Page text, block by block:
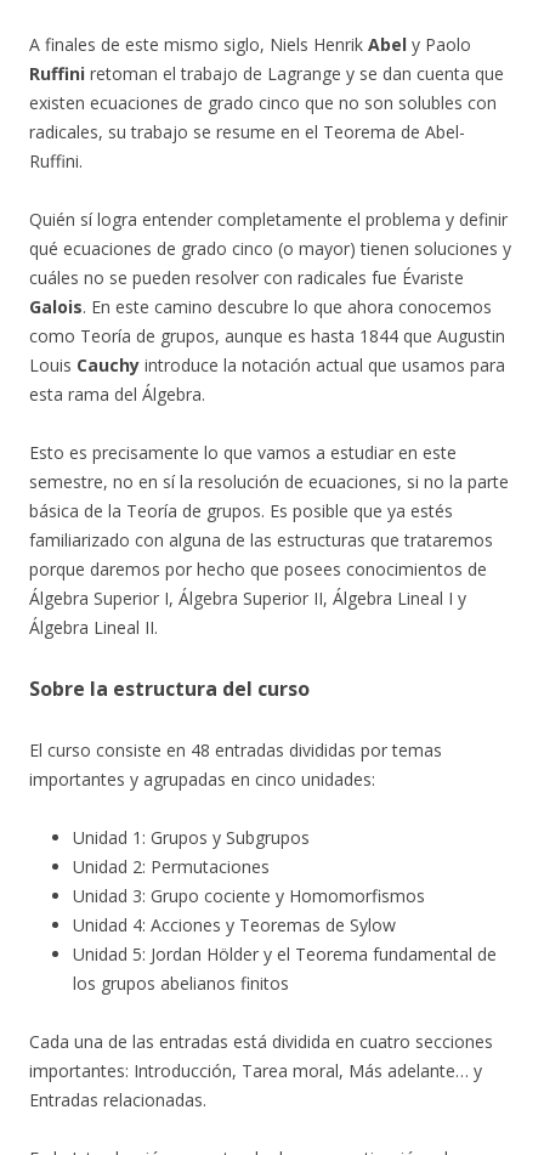
A finales de este mismo siglo, Niels Henrik Abel y Paolo
Ruffini retoman el trabajo de Lagrange y se dan cuenta que
existen ecuaciones de grado cinco que no son solubles con
radicales, su trabajo se resume en el Teorema de Abel-
Ruffini.
Quién sí logra entender completamente el problema y definir
qué ecuaciones de grado cinco (o mayor) tienen soluciones y
cuáles no se pueden resolver con radicales fue Évariste
Galois. En este camino descubre lo que ahora conocemos
como Teoría de grupos, aunque es hasta 1844 que Augustin
Louis Cauchy introduce la notación actual que usamos para
esta rama del Álgebra.
Esto es precisamente lo que vamos a estudiar en este
semestre, no en sí la resolución de ecuaciones, si no la parte
básica de la Teoría de grupos. Es posible que ya estés
familiarizado con alguna de las estructuras que trataremos
porque daremos por hecho que posees conocimientos de
Álgebra Superior I, Álgebra Superior II, Álgebra Lineal I y
Álgebra Lineal II.
Sobre la estructura del curso
El curso consiste en 48 entradas divididas por temas
importantes y agrupadas en cinco unidades:
Unidad 1: Grupos y Subgrupos
Unidad 2: Permutaciones
Unidad 3: Grupo cociente y Homomorfismos
Unidad 4: Acciones y Teoremas de Sylow
Unidad 5: Jordan Hölder y el Teorema fundamental de
los grupos abelianos finitos
Cada una de las entradas está dividida en cuatro secciones
importantes: Introducción, Tarea moral, Más adelante… y
Entradas relacionadas.